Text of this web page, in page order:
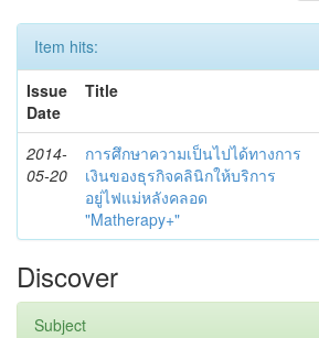
Item hits:
Issue
Date
Title
2014-
05-20
การศึกษาความเป็นไปได้ทางการ
เงินของธุรกิจคลินิกให้บริการ
อยู่ไฟแม่หลังคลอด
"Matherapy+"
Discover
Subject